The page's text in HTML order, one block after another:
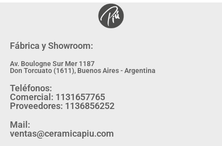
Fábrica y Showroom:
Av. Boulogne Sur Mer 1187
Don Torcuato (1611), Buenos Aires - Argentina
Teléfonos:
Comercial: 1131657765
Proveedores: 1136856252
Mail:
ventas@ceramicapiu.com